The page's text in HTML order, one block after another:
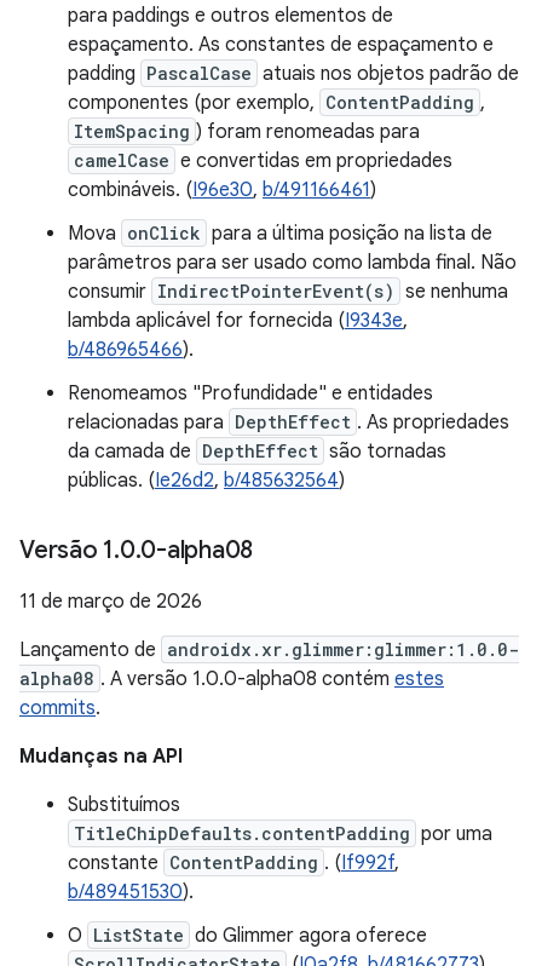
para paddings e outros elementos de
espaçamento. As constantes de espaçamento e
padding PascalCase atuais nos objetos padrão de
componentes (por exemplo, ContentPadding ,
ItemSpacing ) foram renomeadas para
camelCase e convertidas em propriedades
combináveis. (I96e30, b/491166461)
Mova onClick para a última posição na lista de
parâmetros para ser usado como lambda final. Não
consumir IndirectPointerEvent(s) se nenhuma
lambda aplicável for fornecida (I9343e,
b/486965466).
Renomeamos "Profundidade" e entidades
relacionadas para DepthEffect . As propriedades
da camada de DepthEffect são tornadas
públicas. (Ie26d2, b/485632564)
Versão 1.0.0-alpha08
11 de março de 2026
Lançamento de androidx.xr.glimmer:glimmer:1.0.0-
alpha08 . A versão 1.0.0-alpha08 contém estes
commits.
Mudanças na API
Substituímos
TitleChipDefaults.contentPadding por uma
constante ContentPadding . (If992f,
b/489451530).
O ListState do Glimmer agora oferece